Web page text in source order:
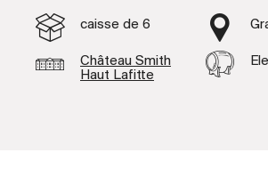
caisse de 6
Château Smith
Haut Lafitte